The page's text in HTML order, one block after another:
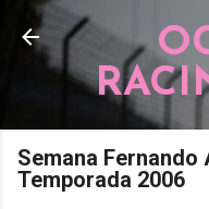
Pular
Semana Fernando
Temporada 2006